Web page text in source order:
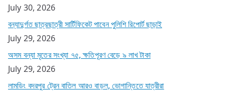
July 30, 2026
বন্যাদুর্গত ছাত্রছাত্রী সার্টিফিকেট পাবেন পুলিশি রিপোর্ট ছাড়াই
July 29, 2026
অসম বন্যা মৃতের সংখ্যা ৭৫, ক্ষতিপূরণ বেড়ে ৯ লাখ টাকা
July 29, 2026
লামডিং বদরপুর ট্রেন বাতিল আরও বাড়ল, ভোগান্তিতে যাত্রীরা